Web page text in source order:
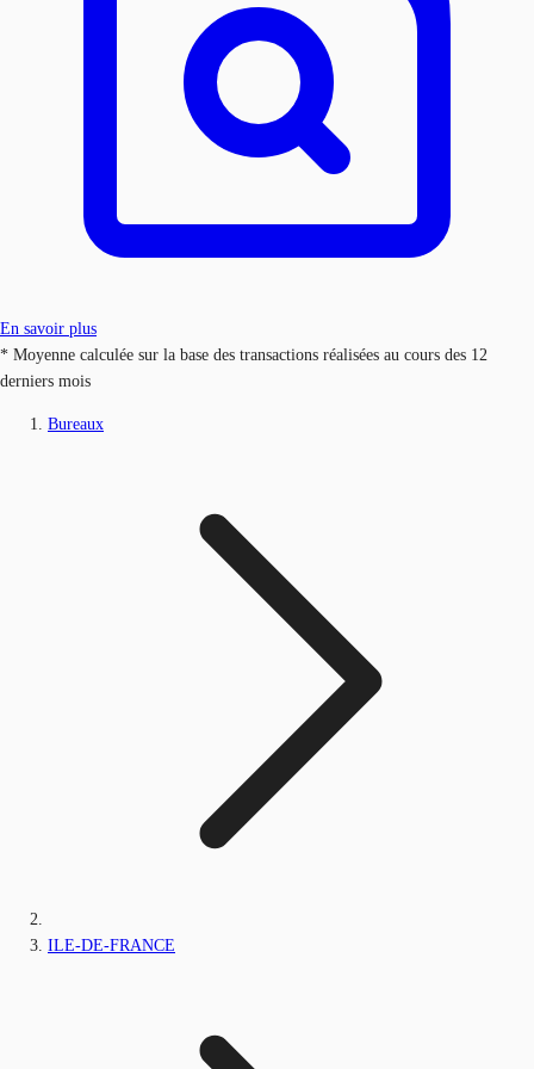
En savoir plus
* Moyenne calculée sur la base des transactions réalisées au cours des 12
derniers mois
Bureaux
ILE-DE-FRANCE